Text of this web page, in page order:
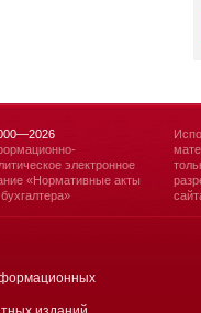
2026
электронное
«Нормативные акты